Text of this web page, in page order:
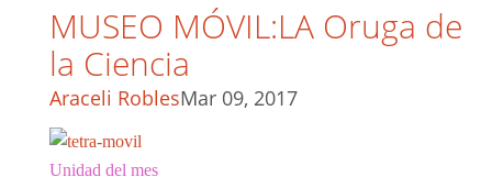
MUSEO MÓVIL:LA Oruga de
la Ciencia
Araceli RoblesMar 09, 2017
Unidad del mes